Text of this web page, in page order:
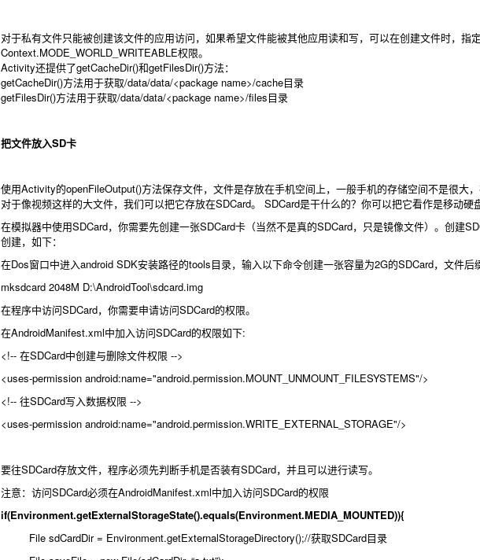
对于私有文件只能被创建该文件的应用访问，如果希望文件能被其他应用读和写，可以在创建文件时，指
Context.MODE_WORLD_WRITEABLE权限。
Activity还提供了getCacheDir()和getFilesDir()方法：
getCacheDir()方法用于获取/data/data/<package name>/cache目录
getFilesDir()方法用于获取/data/data/<package name>/files目录
把文件放入SD卡
使用Activity的openFileOutput()方法保存文件，文件是存放在手机空间上，一般手机的存储空间不是很大
对于像视频这样的大文件，我们可以把它存放在SDCard。 SDCard是干什么的？你可以把它看作是移动硬
在模拟器中使用SDCard，你需要先创建一张SDCard卡（当然不是真的SDCard，只是镜像文件）。创建
创建，如下：
在Dos窗口中进入android SDK安装路径的tools目录，输入以下命令创建一张容量为2G的SDCard，文件后
mksdcard 2048M D:\AndroidTool\sdcard.img
在程序中访问SDCard，你需要申请访问SDCard的权限。
在AndroidManifest.xml中加入访问SDCard的权限如下:
<!-- 在SDCard中创建与删除文件权限 -->
<uses-permission android:name="android.permission.MOUNT_UNMOUNT_FILESYSTEMS"/>
<!-- 往SDCard写入数据权限 -->
<uses-permission android:name="android.permission.WRITE_EXTERNAL_STORAGE"/>
要往SDCard存放文件，程序必须先判断手机是否装有SDCard，并且可以进行读写。
注意：访问SDCard必须在AndroidManifest.xml中加入访问SDCard的权限
if(Environment.getExternalStorageState().equals(Environment.MEDIA_MOUNTED)){
File sdCardDir = Environment.getExternalStorageDirectory();//获取SDCard目录